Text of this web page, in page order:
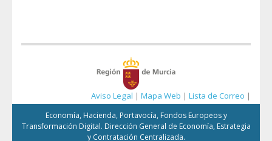
Aviso Legal | Mapa Web | Lista de Correo |
Economía, Hacienda, Portavocía, Fondos Europeos y
Transformación Digital. Dirección General de Economía, Estrategia
y Contratación Centralizada.